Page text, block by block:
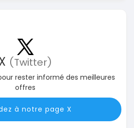
(Twitter)
rester informé des meilleures
offres
à notre page X